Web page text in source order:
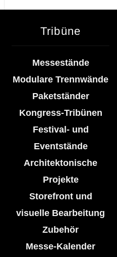
Tribüne
Messestände
Modulare Trennwände
Paketständer
Kongress-Tribünen
Festival- und
Eventstände
Architektonische
Projekte
Storefront und
visuelle Bearbeitung
Zubehör
Messe-Kalender